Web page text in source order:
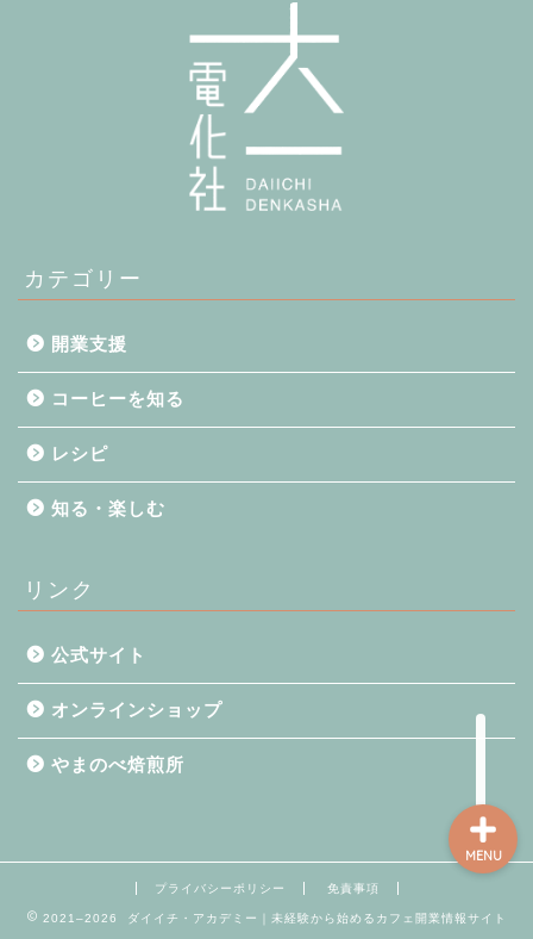
カテゴリー
開業支援
コーヒーを知る
レシピ
知る・楽しむ
リンク
公式サイト
オンラインショップ
やまのべ焙煎所
プライバシーポリシー 免責事項
2021–2026 ダイイチ・アカデミー｜未経験から始めるカフェ開業情報サイト
MENU